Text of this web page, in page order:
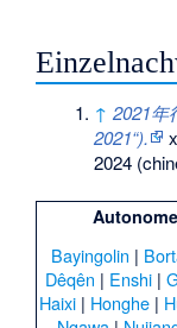
↑ 2021年
2021“).
2024
Bayingolin |
Dêqên | Enshi |
Haixi | Honghe |